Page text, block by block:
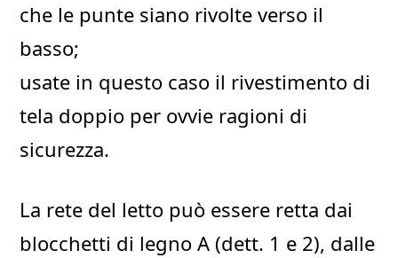
che le punte siano rivolte verso il
basso;
usate in questo caso il rivestimento di
tela doppio per ovvie ragioni di
sicurezza.
La rete del letto può essere retta dai
blocchetti di legno A (dett. 1 e 2), dalle